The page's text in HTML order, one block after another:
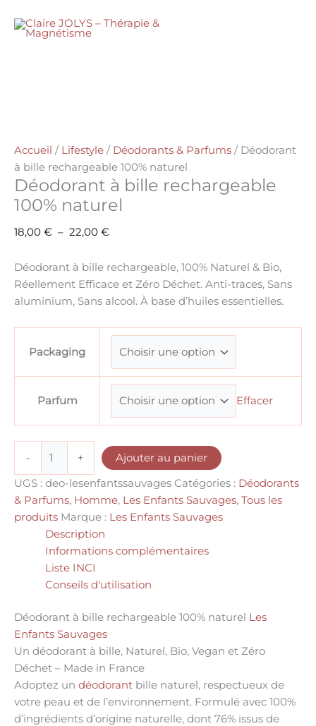
contenu
Accueil / Lifestyle / Déodorants & Parfums / Déodorant
à bille rechargeable 100% naturel
Déodorant à bille rechargeable
100% naturel
18,00 € – 22,00 €
de
Déodorant à bille rechargeable, 100% Naturel & Bio,
Réellement Efficace et Zéro Déchet. Anti-traces, Sans
aluminium, Sans alcool. À base d’huiles essentielles.
Packaging
Parfum Effacer
-
de
Déodorant
+
Ajouter au panier
UGS : deo-lesenfantssauvages Catégories : Déodorants
& Parfums, Homme, Les Enfants Sauvages, Tous les
produits Marque : Les Enfants Sauvages
Description
Informations complémentaires
Liste INCI
Conseils d'utilisation
Déodorant à bille rechargeable 100% naturel Les
Enfants Sauvages
Un déodorant à bille, Naturel, Bio, Vegan et Zéro
Déchet – Made in France
Adoptez un déodorant bille naturel, respectueux de
votre peau et de l’environnement. Formulé avec 100%
d’ingrédients d’origine naturelle, dont 76% issus de